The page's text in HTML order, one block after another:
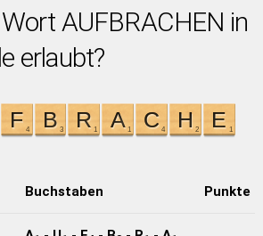
AUFBRACHEN in
erlaubt?
Buchstaben Punkte